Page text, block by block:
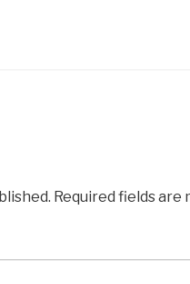
Required fields are